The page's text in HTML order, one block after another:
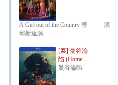
A Girl out of the Country 導 演：
邱新達演 …
[泰] 曼谷淪
陷 (Home …
曼谷淪陷